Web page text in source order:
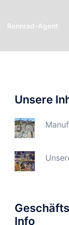
Rennrad-Agent
Unsere
Info